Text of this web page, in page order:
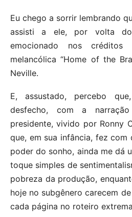
Eu chego a sorrir lembrando
assisti a ele, por volta
emocionado nos
melancólica “Home of the
Neville.
E, assustado, percebo
desfecho, com a
presidente, vivido por Ronny
que, em sua infância, fez com
poder do sonho, ainda me dá
toque simples de
pobreza da produção,
hoje no subgênero carecem
cada página no roteiro